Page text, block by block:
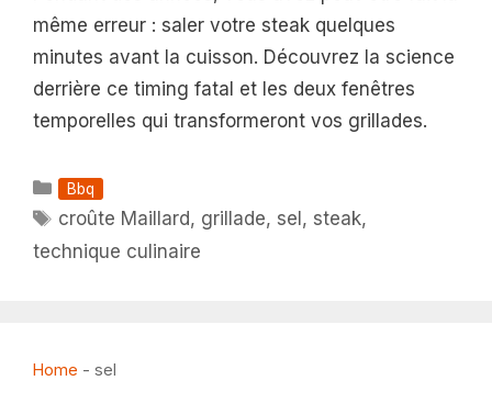
même erreur : saler votre steak quelques
minutes avant la cuisson. Découvrez la science
derrière ce timing fatal et les deux fenêtres
temporelles qui transformeront vos grillades.
Catégories
Bbq
Étiquettes
croûte Maillard, grillade, sel, steak,
technique culinaire
Home - sel